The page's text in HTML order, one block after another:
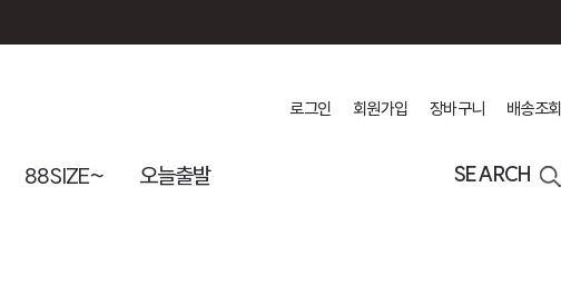
로그인 회원가입 장바구니 배송조회
88SIZE~ 오늘출발 SEARCH